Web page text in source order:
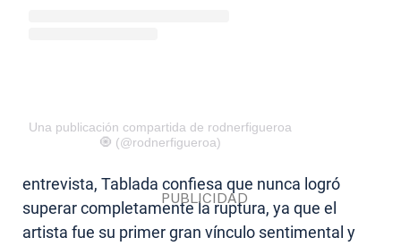
Una publicación compartida de rodnerfigueroa
🧿 (@rodnerfigueroa)
entrevista, Tablada confiesa que nunca logró
superar completamente la ruptura, ya que el
artista fue su primer gran vínculo sentimental y